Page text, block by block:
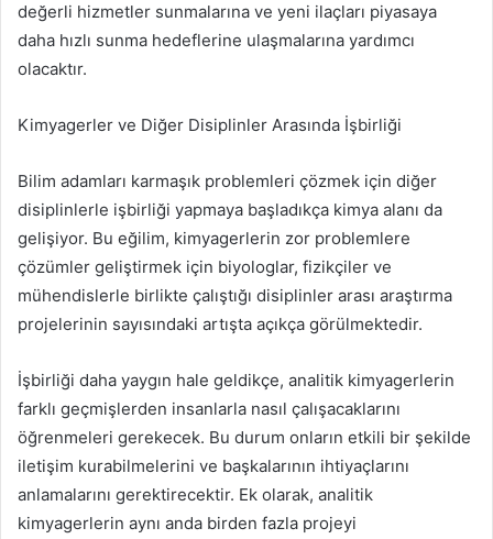
değerli hizmetler sunmalarına ve yeni ilaçları piyasaya
daha hızlı sunma hedeflerine ulaşmalarına yardımcı
olacaktır.
Kimyagerler ve Diğer Disiplinler Arasında İşbirliği
Bilim adamları karmaşık problemleri çözmek için diğer
disiplinlerle işbirliği yapmaya başladıkça kimya alanı da
gelişiyor. Bu eğilim, kimyagerlerin zor problemlere
çözümler geliştirmek için biyologlar, fizikçiler ve
mühendislerle birlikte çalıştığı disiplinler arası araştırma
projelerinin sayısındaki artışta açıkça görülmektedir.
İşbirliği daha yaygın hale geldikçe, analitik kimyagerlerin
farklı geçmişlerden insanlarla nasıl çalışacaklarını
öğrenmeleri gerekecek. Bu durum onların etkili bir şekilde
iletişim kurabilmelerini ve başkalarının ihtiyaçlarını
anlamalarını gerektirecektir. Ek olarak, analitik
kimyagerlerin aynı anda birden fazla projeyi